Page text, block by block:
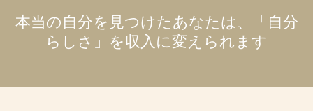
本当の自分を見つけたあなたは、「自分
らしさ」を収入に変えられます